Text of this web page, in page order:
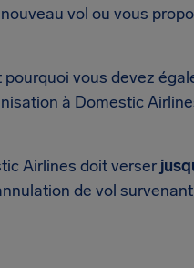
vol ou vous
pourquoi vous devez
à Domestic
Airlines doit verser
de vol survenant